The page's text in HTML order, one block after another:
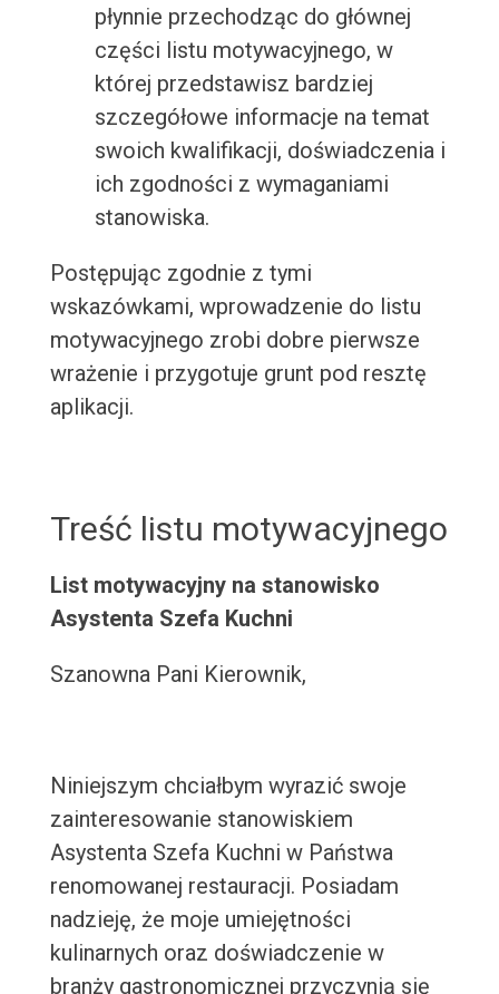
płynnie przechodząc do głównej
części listu motywacyjnego, w
której przedstawisz bardziej
szczegółowe informacje na temat
swoich kwalifikacji, doświadczenia i
ich zgodności z wymaganiami
stanowiska.
Postępując zgodnie z tymi
wskazówkami, wprowadzenie do listu
motywacyjnego zrobi dobre pierwsze
wrażenie i przygotuje grunt pod resztę
aplikacji.
Treść listu motywacyjnego
List motywacyjny na stanowisko
Asystenta Szefa Kuchni
Szanowna Pani Kierownik,
Niniejszym chciałbym wyrazić swoje
zainteresowanie stanowiskiem
Asystenta Szefa Kuchni w Państwa
renomowanej restauracji. Posiadam
nadzieję, że moje umiejętności
kulinarnych oraz doświadczenie w
branży gastronomicznej przyczynią się